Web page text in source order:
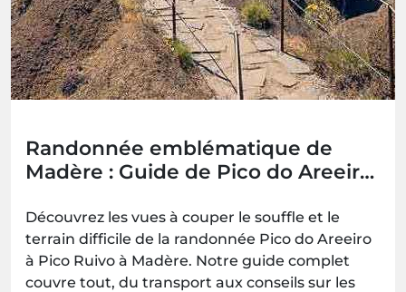
Randonnée emblématique de
Madère : Guide de Pico do Areeiro
Découvrez les vues à couper le souffle et le
terrain difficile de la randonnée Pico do Areeiro
à Pico Ruivo à Madère. Notre guide complet
couvre tout, du transport aux conseils sur les